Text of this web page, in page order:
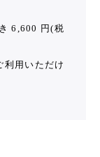
6,600 円(税
利用いただけ